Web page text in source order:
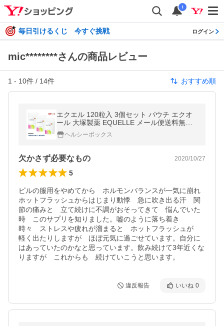
i
毎日引けるくじ 今すぐ挑戦 ログイン
mic********さんの商品レビュー
1 - 10件 / 14件 おすすめ順
エクエル 120粒入 3個セット パウチ エクオ
ール 大塚製薬 EQUELLE メール便送料無料
代引き不可 3袋 爆買
ヘルシーボックス
欠かさず必要なもの 2020/10/27
5
ピルの服用をやめてから　ホルモンバランスが一気に崩れ
ホットフラッシュからはじまり動悸　急に吹き出る汗　関
節の痛みと　立て続けに不調がおそってきて　悩んでいた
時　このサプリを知りました。嘘のように落ち着き
時々　ストレスや疲れが溜まると　ホットフラッシュが
軽く出たりしますが　ほぼ元気に過ごせています。自分に
はあっていたのかなと思っています。飲み続けて3年近くな
りますが　これからも　続けていこうと思います。
違反報告 いいね 0